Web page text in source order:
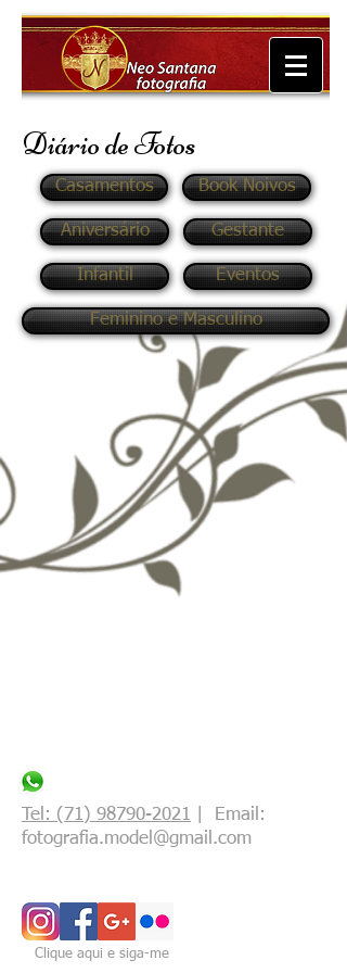
Diário de Fotos
Casamentos
Aniversário
Infantil
Book Noivos
Gestante
Eventos
Feminino e Masculino
Tel: (71) 98790-2021 | Email:
fotografia.model@gmail.com
Clique aqui e siga-me